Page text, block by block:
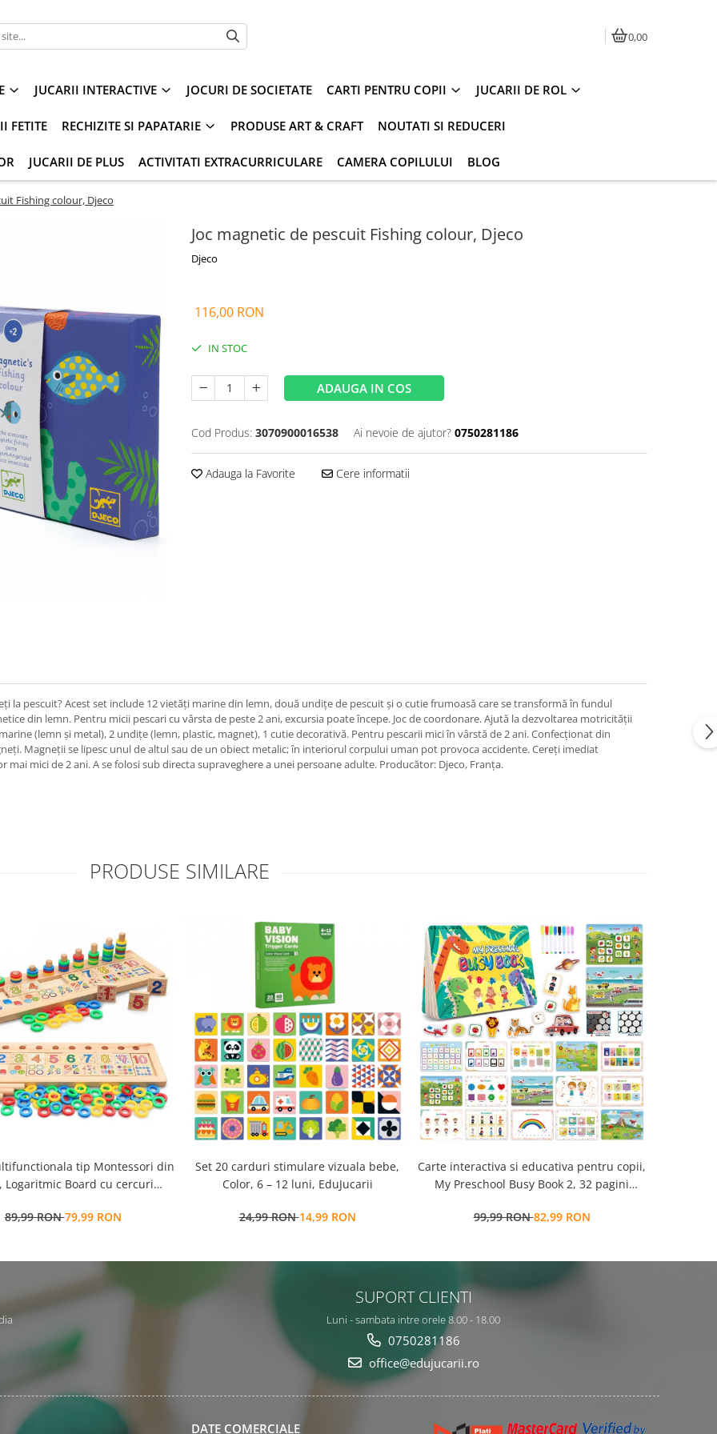
0,00
JUCARII INTERACTIVE JOCURI DE SOCIETATE CARTI PENTRU COPII JUCARII DE ROL
FETITE RECHIZITE SI PAPATARIE PRODUSE ART & CRAFT NOUTATI SI REDUCERI
JUCARII DE PLUS ACTIVITATI EXTRACURRICULARE CAMERA COPILULUI BLOG
Fishing colour, Djeco
Joc magnetic de pescuit Fishing colour, Djeco
Djeco
116,00 RON
IN STOC
ADAUGA IN COS
Cod Produs: 3070900016538 Ai nevoie de ajutor? 0750281186
Adauga la Favorite Cere informatii
la pescuit? Acest set include 12 vietăți marine din lemn, două undițe de pescuit și o cutie frumoasă care se transformă în fundul
din lemn. Pentru micii pescari cu vârsta de peste 2 ani, excursia poate începe. Joc de coordonare. Ajută la dezvoltarea motricităţii
(lemn și metal), 2 undițe (lemn, plastic, magnet), 1 cutie decorativă. Pentru pescarii mici în vârstă de 2 ani. Confecționat din
Magneții se lipesc unul de altul sau de un obiect metalic; în interiorul corpului uman pot provoca accidente. Cereți imediat
mici de 2 ani. A se folosi sub directa supraveghere a unei persoane adulte. Producător: Djeco, Franţa.
PRODUSE SIMILARE
tip Montessori din
Logaritmic Board cu cercuri
operatiuni matematice
89,99 RON79,99 RON
Set 20 carduri stimulare vizuala bebe,
Color, 6 – 12 luni, EduJucarii
24,99 RON14,99 RON
Carte interactiva si educativa pentru copii,
My Preschool Busy Book 2, 32 pagini
repozitionabile, Limba Engleza, 3 ani+,
99,99 RON82,99 RON
SUPORT CLIENTI
Luni - sambata intre orele 8.00 - 18.00
0750281186
office@edujucarii.ro
DATE COMERCIALE